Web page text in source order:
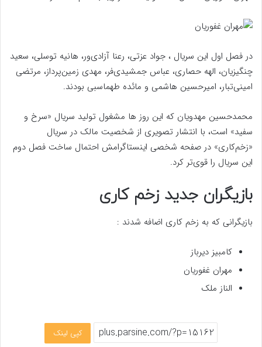
در فصل اول این سریال ، جواد عزتی، رعنا آزادی‌ور، هانیه توسلی، سعید
چنگیزیان، الهه حصاری، عباس جمشیدی‌فر، مهدی زمین‌پرداز، مرتضی
امینی‌تبار، امیرحسین هاشمی و مائده طهماسبی بودند.
محمدحسین مهدویان که این روز ها مشغول تولید سریال «سرخ و
سفید» است، با انتشار تصویری از شخصیت مالک در سریال
«زخم‌کاری» در صفحه شخصی اینستاگرامش احتمال ساخت فصل دوم
این سریال را قوی‌تر کرد.
بازیگران جدید زخم کاری
بازیگرانی که به زخم کاری اضافه شدند :
کامبیز دیرباز
مهران غفوریان
الناز ملک
کپی لینک